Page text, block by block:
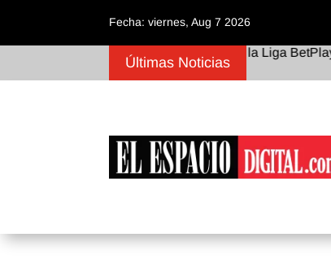
Fecha: viernes, Aug 7 2026
Últimas Noticias
Revolución en la Liga BetPlay: Golty